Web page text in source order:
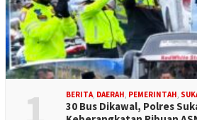
BERITA, DAERAH, PEMERINTAH,
30 Bus Dikawal, Polres